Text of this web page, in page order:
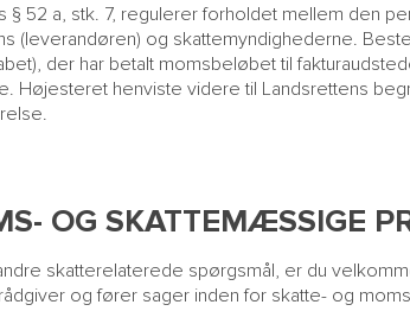
52 a, stk. 7, regulerer forholdet mellem den
(leverandøren) og skattemyndighederne.
der har betalt momsbeløbet til
Højesteret henviste videre til Landsrettens
OG SKATTEMÆSSIGE
skatterelaterede spørgsmål, er du
og fører sager inden for skatte- og